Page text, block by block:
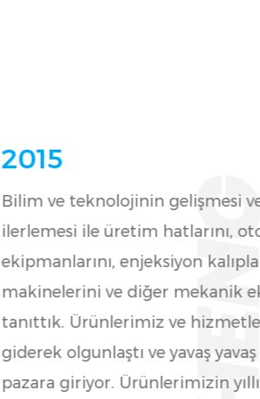
2016
Şirket ölçeğini genişleterek eski
yenisine geçti. Yeni fabrika 9.230
metrekarelik bir alanı kaplıyor.
hızlı büyümesi ve pazar payının
genişlemesiyle şirket yeni bir